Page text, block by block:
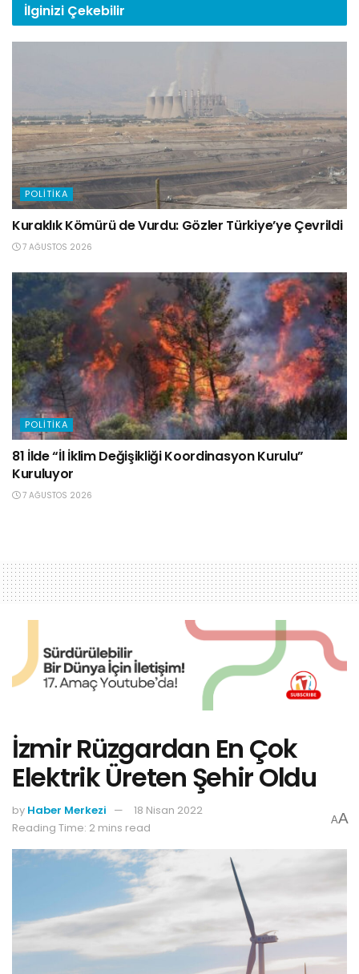
İlginizi Çekebilir
POLITIKA
Kuraklık Kömürü de Vurdu: Gözler Türkiye’ye Çevrildi
7 AĞUSTOS 2026
POLITIKA
81 İlde “İl İklim Değişikliği Koordinasyon Kurulu”
Kuruluyor
7 AĞUSTOS 2026
İzmir Rüzgardan En Çok
Elektrik Üreten Şehir Oldu
by Haber Merkezi
18 Nisan 2022
Reading Time: 2 mins read
AA